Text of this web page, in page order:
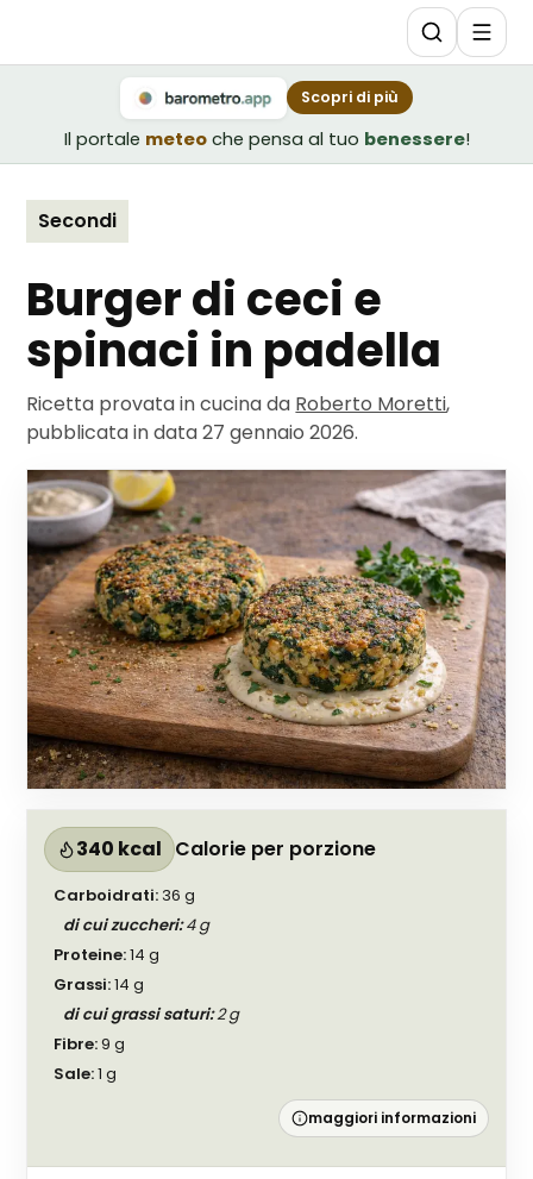
Il portale meteo che pensa al tuo benessere!
Scopri di più
Secondi
Burger di ceci e
spinaci in padella
Ricetta provata in cucina da Roberto Moretti,
pubblicata in data27 gennaio 2026.
340 kcal Calorie per porzione
Carboidrati: 36 g
di cui zuccheri:4g
Proteine:14 g
Grassi:14 g
di cui grassi saturi:2g
Fibre:9 g
Sale:1 g
maggiori informazioni